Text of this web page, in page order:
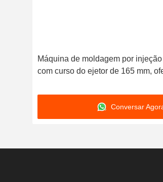
Máquina de moldagem por
com curso do ejetor de 165 mm,
plastificação por parafuso para
Conversar